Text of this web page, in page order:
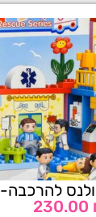
90 חלקים
230.00